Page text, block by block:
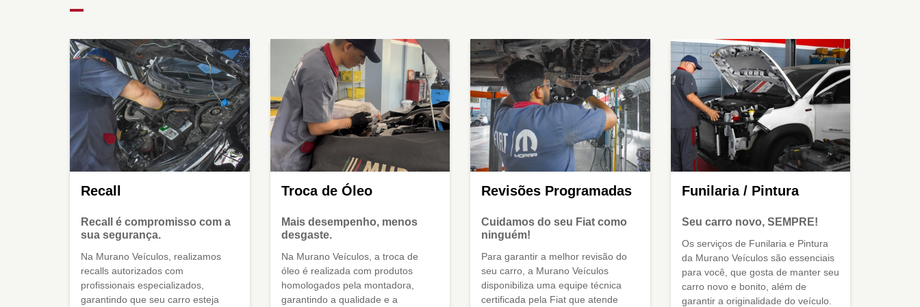
Recall
Recall é compromisso com a
sua segurança.
Na Murano Veículos, realizamos
recalls autorizados com
profissionais especializados,
garantindo que seu carro esteja
Troca de Óleo
Mais desempenho, menos
desgaste.
Na Murano Veículos, a troca de
óleo é realizada com produtos
homologados pela montadora,
garantindo a qualidade e a
Revisões Programadas
Cuidamos do seu Fiat como
ninguém!
Para garantir a melhor revisão do
seu carro, a Murano Veículos
disponibiliza uma equipe técnica
certificada pela Fiat que atende
Funilaria / Pintura
Seu carro novo, SEMPRE!
Os serviços de Funilaria e Pintura
da Murano Veículos são essenciais
para você, que gosta de manter seu
carro novo e bonito, além de
garantir a originalidade do veículo.